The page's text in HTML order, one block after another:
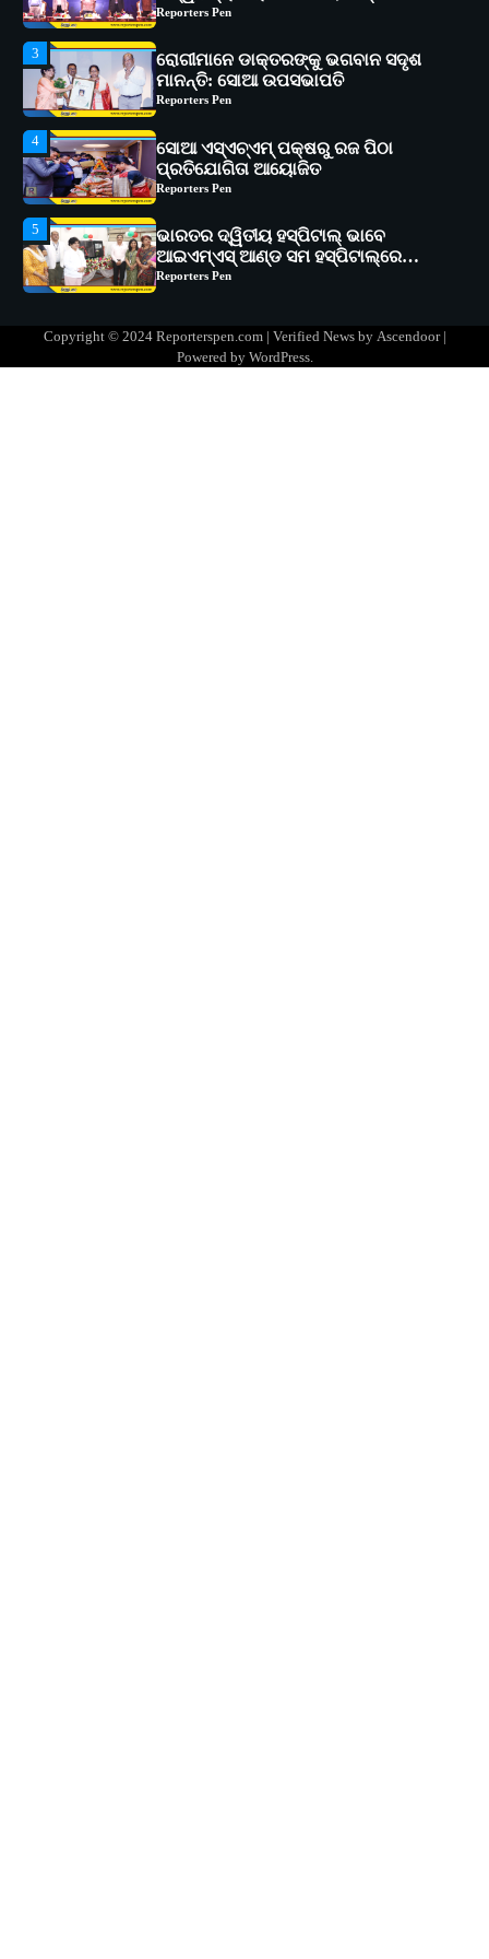
3
ରୋଗୀମାନେ ଡାକ୍ତରଙ୍କୁ ଭଗବାନ ସଦୃଶ
Reporters Pen
4
ସୋଆ ଏସ୍‌ଏଚ୍‌ଏମ୍ ପକ୍ଷରୁ ରଜ ପିଠା
Reporters Pen
5
ଭାରତର ଦ୍ୱିତୀୟ ହସ୍ପିଟାଲ୍ ଭାବେ
ଅତ୍ୟାଧୁନିକ ଡିଜିସ୍କାନର ସ୍ଥାପନ
Reporters Pen
1
ସୋଆ ପକ୍ଷରୁ ରାୱେ କାର୍ଯ୍ୟକ୍ରମ ଅଧୀନରେ
ସୋଆର ୨୦ତମ ପ୍ରତିଷ୍ଠା ଦିବସରେ
Copyright © 2024 Reporterspen.com | Verified News by Ascendoor|
Powered by WordPress.